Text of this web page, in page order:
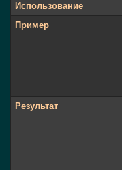
Использование
Пример
Результат